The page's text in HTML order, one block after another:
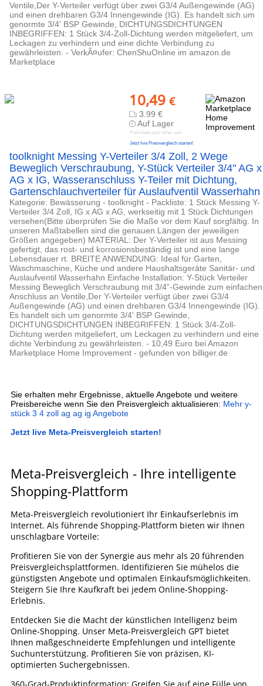
Ventile,Der Y-Verteiler verfügt über zwei G3/4 Außengewinde (AG)
und einen drehbaren G3/4 Innengewinde (IG). Es handelt sich um
genormte 3/4' BSP Gewinde, DICHTUNGSDICHTUNGEN
INBEGRIFFEN: 1 Stück 3/4-Zoll-Dichtung werden mitgeliefert, um
Leckagen zu verhindern und eine dichte Verbindung zu
gewährleisten. - VerkÃ¤ufer: ChenShuOnline im amazon.de
Marketplace
10,49 €
3.99 €
Auf Lager
Preis kann jetzt höher sein
Jetzt live Preisvergleich starten!
toolknight Messing Y-Verteiler 3/4 Zoll, 2 Wege
Beweglich Verschraubung, Y-Stück Verteiler 3/4" AG x
AG x IG, Wasseranschluss Y-Teiler mit Dichtung,
Gartenschlauchverteiler für Auslaufventil Wasserhahn
Kategorie: Bewässerung - toolknight - Packliste: 1 Stück Messing Y-
Verteiler 3/4 Zoll, IG x AG x AG, werkseitig mit 1 Stück Dichtungen
versehen(Bitte überprüfen Sie die Maße vor dem Kauf sorgfältig. In
unseren Maßtabellen sind die genauen Längen der jeweiligen
Größen angegeben) MATERIAL: Der Y-Verteiler ist aus Messing
gefertigt, das rost- und korrosionsbeständig ist und eine lange
Lebensdauer rt. BREITE ANWENDUNG: Ideal für Garten,
Waschmaschine, Küche und andere Haushaltsgeräte Sanitär- und
Auslaufventil Wasserhahn Einfache Installation: Y-Stück Verteiler
Messing Beweglich Verschraubung mit 3/4”-Gewinde zum einfachen
Anschluss an Ventile,Der Y-Verteiler verfügt über zwei G3/4
Außengewinde (AG) und einen drehbaren G3/4 Innengewinde (IG).
Es handelt sich um genormte 3/4' BSP Gewinde,
DICHTUNGSDICHTUNGEN INBEGRIFFEN: 1 Stück 3/4-Zoll-
Dichtung werden mitgeliefert, um Leckagen zu verhindern und eine
dichte Verbindung zu gewährleisten. - 10,49 Euro bei Amazon
Marketplace Home Improvement - gefunden von billiger.de
Sie erhalten mehr Ergebnisse, aktuelle Angebote und weitere
Preisbereiche wenn Sie den Preisvergleich aktualisieren: Mehr y-
stück 3 4 zoll ag ag ig Angebote
Jetzt live Meta-Preisvergleich starten!
Meta-Preisvergleich - Ihre intelligente
Shopping-Plattform
Meta-Preisvergleich revolutioniert Ihr Einkaufserlebnis im
Internet. Als führende Shopping-Plattform bieten wir Ihnen
unschlagbare Vorteile:
Profitieren Sie von der Synergie aus mehr als 20 führenden
Preisvergleichsplattformen. Identifizieren Sie mühelos die
günstigsten Angebote und optimalen Einkaufsmöglichkeiten.
Steigern Sie Ihre Kaufkraft bei jedem Online-Shopping-
Erlebnis.
Entdecken Sie die Macht der künstlichen Intelligenz beim
Online-Shopping. Unser Meta-Preisvergleich GPT bietet
Ihnen maßgeschneiderte Empfehlungen und intelligente
Suchunterstützung. Profitieren Sie von präzisen, KI-
optimierten Suchergebnissen.